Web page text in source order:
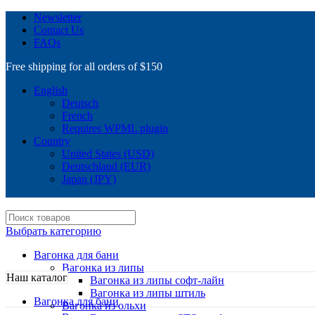
Newsletter
Contact Us
FAQs
Free shipping for all orders of $150
English
Deutsch
French
Requires WPML plugin
Country
United States (USD)
Deutschland (EUR)
Japan (JPY)
Выбрать категорию
Вагонка для бани
Вагонка из липы
Вагонка из липы софт-лайн
Вагонка из липы штиль
Вагонка из ольхи
Наш каталог
Вагонка для бани